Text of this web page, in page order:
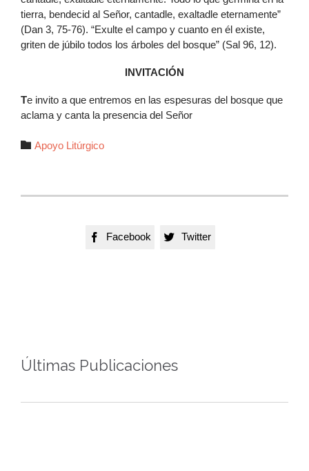
tierra, bendecid al Señor, cantadle, exaltadle eternamente”
(Dan 3, 75-76). “Exulte el campo y cuanto en él existe,
griten de júbilo todos los árboles del bosque” (Sal 96, 12).
INVITACIÓN
Te invito a que entremos en las espesuras del bosque que
aclama y canta la presencia del Señor
 Autor
Apoyo Litúrgico
 Facebook  Twitter
Últimas Publicaciones